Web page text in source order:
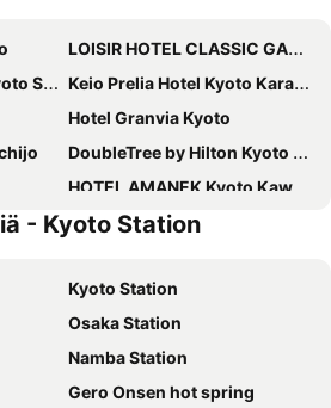
LOISIR HOTEL CLASSIC GARDEN KYOTO SANJO
Shijo
Keio Prelia Hotel Kyoto Karasuma Gojo
Hotel Granvia Kyoto
DoubleTree by Hilton Kyoto Station
HOTEL AMANEK Kyoto Kawaramachi Gojo
Prince Smart Inn Kyoto Sanjo
Gojo
Hotel Emion Kyoto
Mitsui Garden Hotel Kyoto Shinmachi Bettei
Solaria Nishitetsu Hotel Kyoto Premier
Kyoto Tokyu Hotel
- Kyoto Station
Kyoto Station
Osaka Station
Namba Station
Gero Onsen hot spring